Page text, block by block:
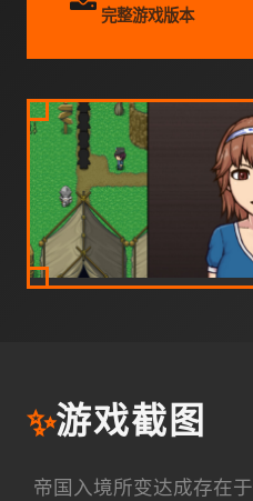
完整游戏版本
✨游戏截图
帝国入境所变达成存在